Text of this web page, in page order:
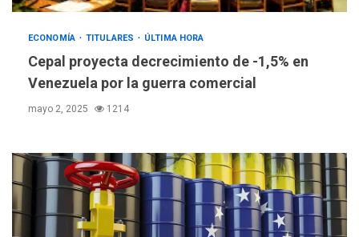
ECONOMÍA TITULARES ÚLTIMA HORA
Cepal proyecta decrecimiento de -1,5% en
Venezuela por la guerra comercial
mayo 2, 2025 1214